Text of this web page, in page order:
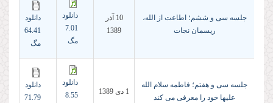
جلسه سی و ششم؛ اطاعت از الله،
ریسمان نجات
10 آذر
1389
دانلود
7.01
مگ
دانلود
64.41
مگ
جلسه سی و هفتم؛ فاطمه سلام الله
علیها خود را معرفی می کند
1 دى 1389
دانلود
8.55
دانلود
71.79